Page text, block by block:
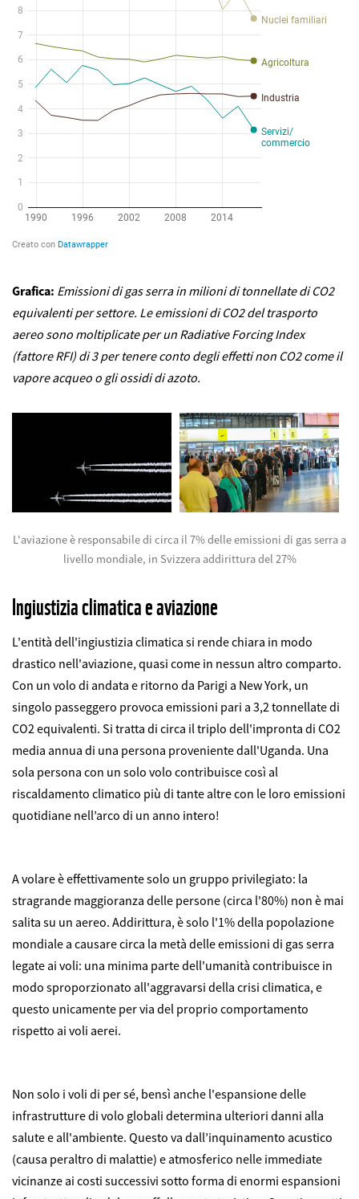
Grafica: Emissioni di gas serra in milioni di tonnellate di CO2
equivalenti per settore. Le emissioni di CO2 del trasporto
aereo sono moltiplicate per un Radiative Forcing Index
(fattore RFI) di 3 per tenere conto degli effetti non CO2 come il
vapore acqueo o gli ossidi di azoto.
L'aviazione è responsabile di circa il 7% delle emissioni di gas serra a
livello mondiale, in Svizzera addirittura del 27%
Ingiustizia climatica e aviazione
L'entità dell'ingiustizia climatica si rende chiara in modo
drastico nell'aviazione, quasi come in nessun altro comparto.
Con un volo di andata e ritorno da Parigi a New York, un
singolo passeggero provoca emissioni pari a 3,2 tonnellate di
CO2 equivalenti. Si tratta di circa il triplo dell'impronta di CO2
media annua di una persona proveniente dall'Uganda. Una
sola persona con un solo volo contribuisce così al
riscaldamento climatico più di tante altre con le loro emissioni
quotidiane nell’arco di un anno intero!
A volare è effettivamente solo un gruppo privilegiato: la
stragrande maggioranza delle persone (circa l'80%) non è mai
salita su un aereo. Addirittura, è solo l'1% della popolazione
mondiale a causare circa la metà delle emissioni di gas serra
legate ai voli: una minima parte dell'umanità contribuisce in
modo sproporzionato all'aggravarsi della crisi climatica, e
questo unicamente per via del proprio comportamento
rispetto ai voli aerei.
Non solo i voli di per sé, bensì anche l'espansione delle
infrastrutture di volo globali determina ulteriori danni alla
salute e all'ambiente. Questo va dall’inquinamento acustico
(causa peraltro di malattie) e atmosferico nelle immediate
vicinanze ai costi successivi sotto forma di enormi espansioni